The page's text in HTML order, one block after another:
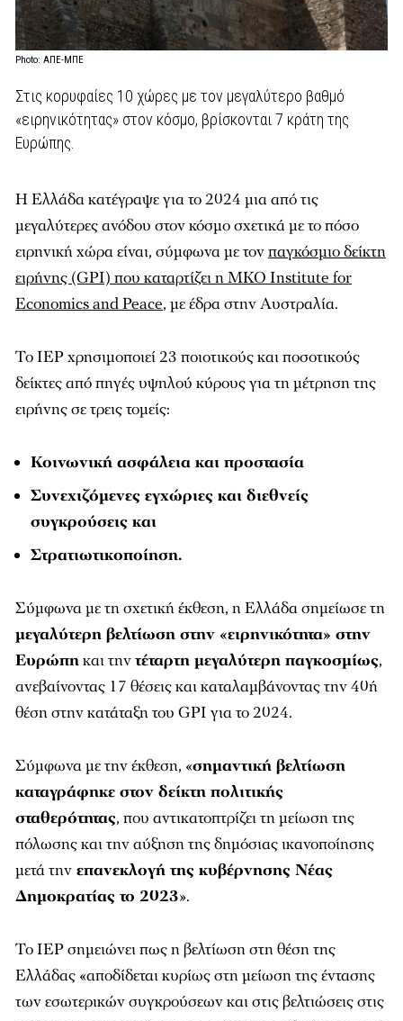
Photo: ΑΠΕ-ΜΠΕ
Στις κορυφαίες 10 χώρες με τον μεγαλύτερο βαθμό
«ειρηνικότητας» στον κόσμο, βρίσκονται 7 κράτη της
Ευρώπης.
Η Ελλάδα κατέγραψε για το 2024 μια από τις
μεγαλύτερες ανόδου στον κόσμο σχετικά με το πόσο
ειρηνική χώρα είναι, σύμφωνα με τονπαγκόσμιο δείκτη
ειρήνης (GPI) που καταρτίζει η ΜΚΟ Institute for
Economics and Peace, με έδρα στην Αυστραλία.
Το IEP χρησιμοποιεί 23 ποιοτικούς και ποσοτικούς
δείκτες από πηγές υψηλού κύρους για τη μέτρηση της
ειρήνης σε τρεις τομείς:
Κοινωνική ασφάλεια και προστασία
Συνεχιζόμενες εγχώριες και διεθνείς
συγκρούσεις και
Στρατιωτικοποίηση.
Σύμφωνα με τη σχετική έκθεση, η Ελλάδα σημείωσε τη
μεγαλύτερη βελτίωση στην «ειρηνικότητα» στην
Ευρώπηκαι τηντέταρτη μεγαλύτερη παγκοσμίως,
ανεβαίνοντας 17 θέσεις και καταλαμβάνοντας την 40ή
θέση στην κατάταξη του GPI για το 2024.
Σύμφωνα με την έκθεση, «σημαντική βελτίωση
καταγράφηκε στον δείκτη πολιτικής
σταθερότητας, που αντικατοπτρίζει τη μείωση της
πόλωσης και την αύξηση της δημόσιας ικανοποίησης
μετά την επανεκλογή της κυβέρνησης Νέας
Δημοκρατίας το 2023».
Το IEP σημειώνει πως η βελτίωση στη θέση της
Ελλάδας «αποδίδεται κυρίως στη μείωση της έντασης
των εσωτερικών συγκρούσεων και στις βελτιώσεις στις